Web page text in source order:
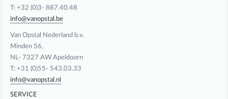
T: +32 (0)3- 887.40.48
info@vanopstal.be
Van Opstal Nederland b.v.
Minden 56,
NL- 7327 AW Apeldoorn
T: +31 (0)55- 543.03.33
info@vanopstal.nl
SERVICE